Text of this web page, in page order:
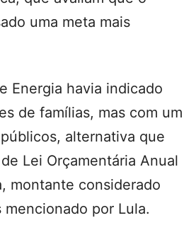
uma meta mais
Energia havia indicado
de famílias, mas com um
alternativa que
Lei Orçamentária Anual
montante considerado
por Lula.